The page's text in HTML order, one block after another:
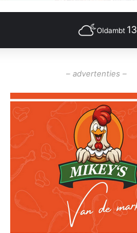
Oldambt 13
– advertenties –